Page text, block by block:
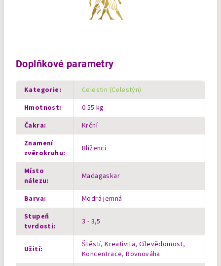
Doplňkové parametry
Kategorie:
Celestin (Celestýn)
Hmotnost:
0.55 kg
Čakra:
Krční
Znamení
zvěrokruhu: Blíženci
Místo
nálezu: Madagaskar
Barva:
Modrá jemná
Stupeň
tvrdosti: 3 - 3,5
Užití:
Štěstí, Kreativita, Cílevědomost,
Koncentrace, Rovnováha